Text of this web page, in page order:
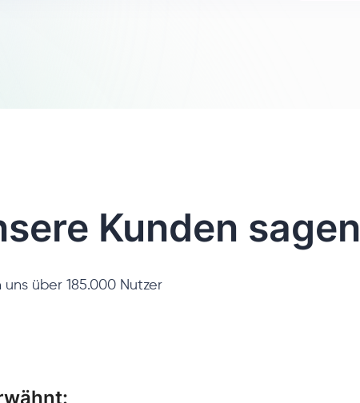
Kunden sagen
über 185.000 Nutzer